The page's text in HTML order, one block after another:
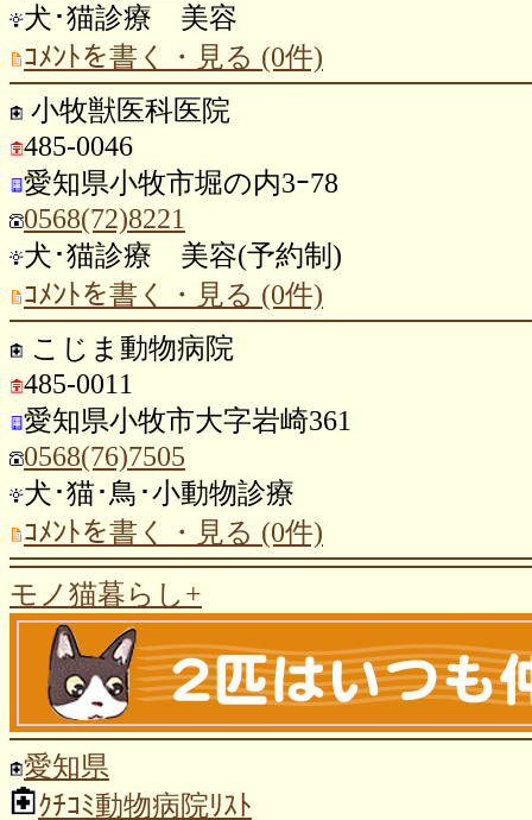
犬･猫診療 美容
ｺﾒﾝﾄを書く・見る (0件)
小牧獣医科医院
485-0046
愛知県小牧市堀の内3ｰ78
0568(72)8221
犬･猫診療 美容(予約制)
ｺﾒﾝﾄを書く・見る (0件)
こじま動物病院
485-0011
愛知県小牧市大字岩崎361
0568(76)7505
犬･猫･鳥･小動物診療
ｺﾒﾝﾄを書く・見る (0件)
モノ猫暮らし+
愛知県
ｸﾁｺﾐ動物病院ﾘｽﾄ